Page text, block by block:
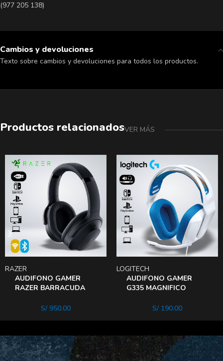
(977 205 138)
Cambios y devoluciones
Texto sobre cambios y devoluciones para todos los productos.
Productos relacionadosVER MÁS
AUDIFONO GAMER
RAZER BARRACUDA
SPACIAL ENVOLVENTE
RAZER
S/950.00
AUDIFONO GAMER
G335 MAGNIFICO
MULTIPLAFORMA PC
LOGITECH
S/190.00